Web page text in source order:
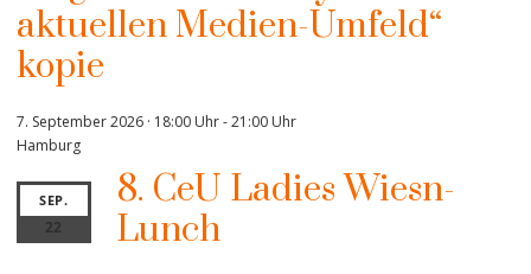
aktuellen Medien-Umfeld“
kopie
7. September 2026 · 18:00 Uhr-21:00 Uhr
Hamburg
SEP.
22
8. CeU Ladies Wiesn-
Lunch